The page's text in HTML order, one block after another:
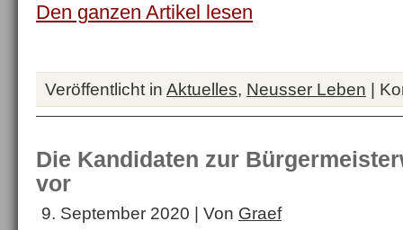
Den ganzen Artikel lesen
Veröffentlicht in Aktuelles, Neusser Leben |
Die Kandidaten zur
vor
9. September 2020 | Von Graef